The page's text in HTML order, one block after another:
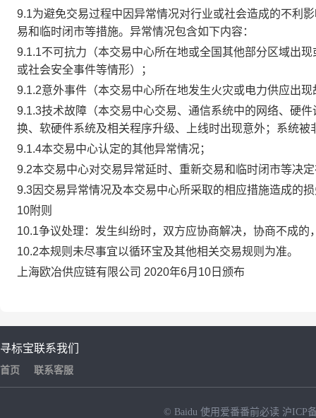
9.1为避免交易过程中因异常情况对行业或社会造成的不利
易和临时闭市等措施。异常情况包含如下内容：
9.1.1不可抗力（本交易中心所在地或全国其他部分区域出
或社会安全事件等情形）；
9.1.2意外事件（本交易中心所在地发生火灾或电力供应出
9.1.3技术故障（本交易中心交易、通信系统中的网络、硬
换、软硬件系统及相关程序升级、上线时出现意外；系统
9.1.4本交易中心认定的其他异常情况；
9.2本交易中心对交易异常延时、重新交易和临时闭市等决
9.3因交易异常情况及本交易中心所采取的相应措施造成的
10附则
10.1争议处理：发生纠纷时，双方应协商解决，协商不成
10.2本规则未尽事宜以循环宝及其他相关交易规则为准。
上海欧冶供应链有限公司 2020年6月10日颁布
寻标宝
首页
联系我们
联系客服
© Baidu 使用爱番番前必读 沪ICP